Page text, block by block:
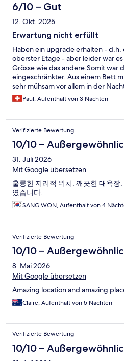
6/10 – Gut
12. Okt. 2025
Erwartung nicht erfüllt
Haben ein upgrade erhalten - d.h.
oberster Etage - aber leider war
Grösse wie das andere.Somit war
eingeschränkter. Aus einem Bett
sehr mühsam vor allem in der
Abstellfläche. Für diesen Preis
sind sauber und Frühstück
Paul, Aufenthalt von 3 Nächten
Verifizierte Bewertung
10/10 –
31. Juli 2026
Mit Google übersetzen
훌륭한 지리적 위치, 깨끗한 대욕장
였습니다.
SANG WON, Aufenthalt von 4
Verifizierte Bewertung
10/10 –
8. Mai 2026
Mit Google übersetzen
Amazing location and amazing
Claire, Aufenthalt von 5 Nächten
Verifizierte Bewertung
10/10 –